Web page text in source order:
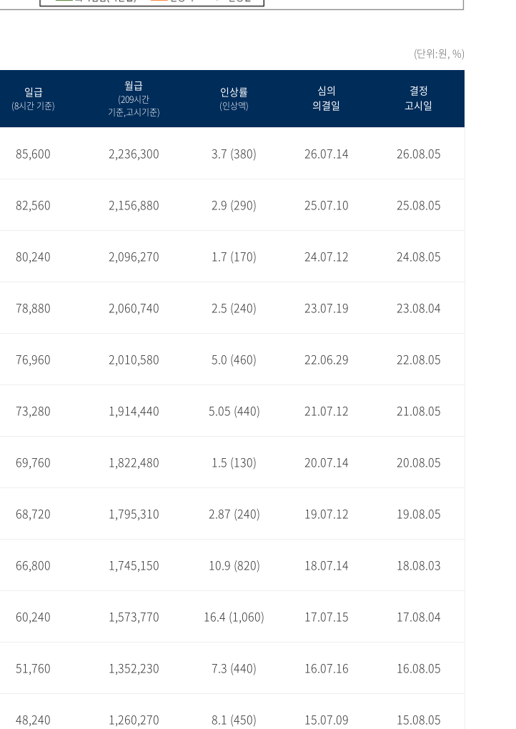
(단위:원, %)
일급
(8시간 기준)
월급
(209시간
기준,고시기준)
인상률
(인상액)
심의
의결일
결정
고시일
85,600 2,236,300 3.7 (380) 26.07.14 26.08.05
82,560 2,156,880 2.9 (290) 25.07.10 25.08.05
80,240 2,096,270 1.7 (170) 24.07.12 24.08.05
78,880 2,060,740 2.5 (240) 23.07.19 23.08.04
76,960 2,010,580 5.0 (460) 22.06.29 22.08.05
73,280 1,914,440 5.05 (440) 21.07.12 21.08.05
69,760 1,822,480 1.5 (130) 20.07.14 20.08.05
68,720 1,795,310 2.87 (240) 19.07.12 19.08.05
66,800 1,745,150 10.9 (820) 18.07.14 18.08.03
60,240 1,573,770 16.4 (1,060) 17.07.15 17.08.04
51,760 1,352,230 7.3 (440) 16.07.16 16.08.05
48,240 1,260,270 8.1 (450) 15.07.09 15.08.05